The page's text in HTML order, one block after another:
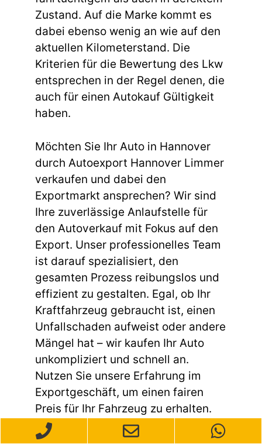
Zustand. Auf die Marke kommt es
dabei ebenso wenig an wie auf den
aktuellen Kilometerstand. Die
Kriterien für die Bewertung des Lkw
entsprechen in der Regel denen, die
auch für einen Autokauf Gültigkeit
haben.
Möchten Sie Ihr Auto in Hannover
durch Autoexport Hannover Limmer
verkaufen und dabei den
Exportmarkt ansprechen? Wir sind
Ihre zuverlässige Anlaufstelle für
den Autoverkauf mit Fokus auf den
Export. Unser professionelles Team
ist darauf spezialisiert, den
gesamten Prozess reibungslos und
effizient zu gestalten. Egal, ob Ihr
Kraftfahrzeug gebraucht ist, einen
Unfallschaden aufweist oder andere
Mängel hat – wir kaufen Ihr Auto
unkompliziert und schnell an.
Nutzen Sie unsere Erfahrung im
Exportgeschäft, um einen fairen
Preis für Ihr Fahrzeug zu erhalten.
Kontaktieren Sie uns einfach, und
wir vereinbaren gerne einen Termin